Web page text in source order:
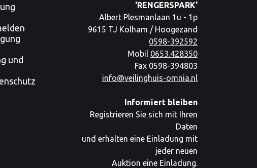
und
'RENGERSPARK'
Albert Plesmanlaan 1u - 1p
9615 TJ Kolham / Hoogezand
0598-392592
Mobil 0653.428350
Fax 0598-394803
info@veilinghuis-omnia.nl
Informiert bleiben
Registrieren Sie sich mit Ihren
Daten
und erhalten eine Einladung mit
jeder neuen
Auktion eine Einladung.